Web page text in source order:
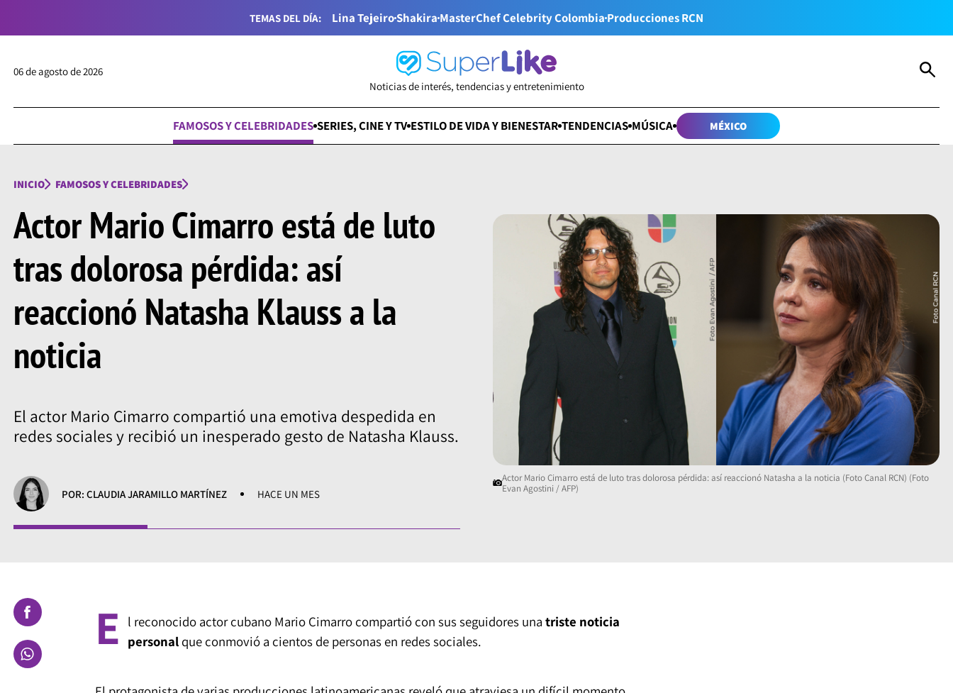
TEMAS DEL DÍA: Lina TejeiroShakiraMasterChef Celebrity ColombiaProducciones RCN
06 de agosto de 2026
Noticias de interés, tendencias y entretenimiento
FAMOSOS Y CELEBRIDADES SERIES, CINE Y TV ESTILO DE VIDA Y BIENESTAR TENDENCIAS MÚSICA MÉXICO
INICIO FAMOSOS Y CELEBRIDADES
Actor Mario Cimarro está de luto
tras dolorosa pérdida: así
reaccionó Natasha Klauss a la
noticia
El actor Mario Cimarro compartió una emotiva despedida en
redes sociales y recibió un inesperado gesto de Natasha Klauss.
POR: CLAUDIA JARAMILLO MARTÍNEZ HACE UN MES
Actor Mario Cimarro está de luto tras dolorosa pérdida: así reaccionó Natasha a la noticia (Foto Canal RCN) (Foto
Evan Agostini / AFP)
E l reconocido actor cubano Mario Cimarro compartió con sus seguidores una triste noticia
personalque conmovió a cientos de personas en redes sociales.